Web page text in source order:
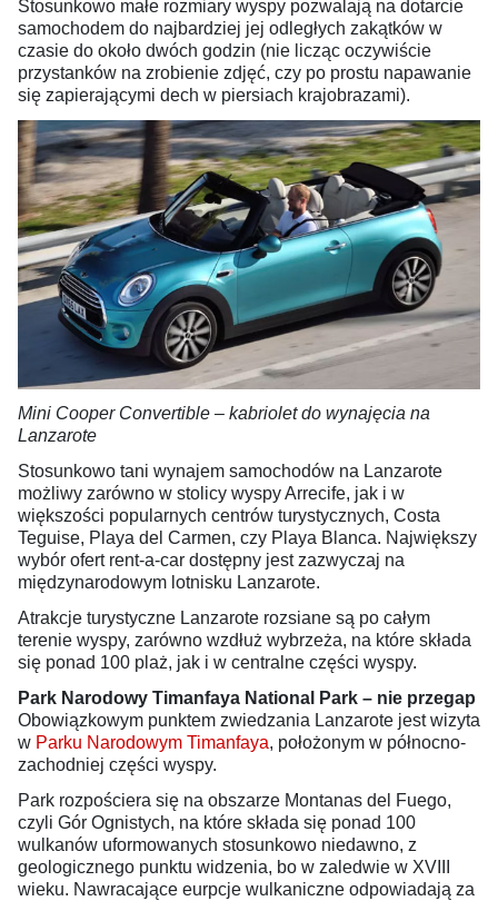
Stosunkowo małe rozmiary wyspy pozwalają na dotarcie
samochodem do najbardziej jej odległych zakątków w
czasie do około dwóch godzin (nie licząc oczywiście
przystanków na zrobienie zdjęć, czy po prostu napawanie
się zapierającymi dech w piersiach krajobrazami).
Mini Cooper Convertible – kabriolet do wynajęcia na
Lanzarote
Stosunkowo tani wynajem samochodów na Lanzarote
możliwy zarówno w stolicy wyspy Arrecife, jak i w
większości popularnych centrów turystycznych, Costa
Teguise, Playa del Carmen, czy Playa Blanca. Największy
wybór ofert rent-a-car dostępny jest zazwyczaj na
międzynarodowym lotnisku Lanzarote.
Atrakcje turystyczne Lanzarote rozsiane są po całym
terenie wyspy, zarówno wzdłuż wybrzeża, na które składa
się ponad 100 plaż, jak i w centralne części wyspy.
Park Narodowy Timanfaya National Park – nie przegap
Obowiązkowym punktem zwiedzania Lanzarote jest wizyta
w Parku Narodowym Timanfaya, położonym w północno-
zachodniej części wyspy.
Park rozpościera się na obszarze Montanas del Fuego,
czyli Gór Ognistych, na które składa się ponad 100
wulkanów uformowanych stosunkowo niedawno, z
geologicznego punktu widzenia, bo w zaledwie w XVIII
wieku. Nawracające eurpcje wulkaniczne odpowiadają za